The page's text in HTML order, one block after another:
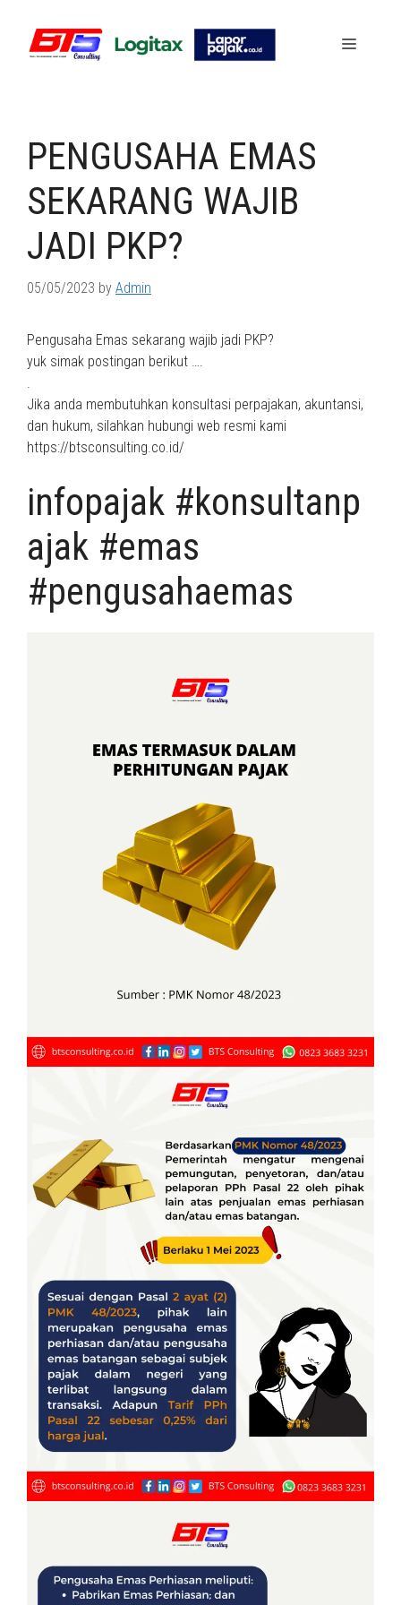
content
Menu
PENGUSAHA EMAS
SEKARANG WAJIB
JADI PKP?
05/05/2023 by Admin
Pengusaha Emas sekarang wajib jadi PKP?
yuk simak postingan berikut ….
.
Jika anda membutuhkan konsultasi perpajakan, akuntansi,
dan hukum, silahkan hubungi web resmi kami
https://btsconsulting.co.id/
infopajak #konsultanp
ajak #emas
#pengusahaemas